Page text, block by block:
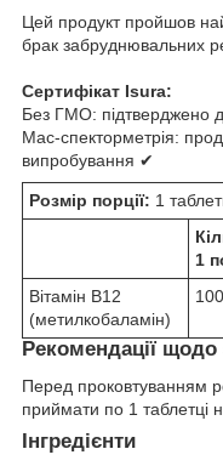
Цей продукт пройшов
брак забруднювальних
Сертифікат Isura:
Без ГМО: підтверджено
Мас-спекторметрія:
випробування ✔
Розмір порції: 1
1
Вітамін В12
(метилкобаламін)
Рекомендації щодо
Перед проковтуванням
приймати по 1 таблетці
Інгредієнти